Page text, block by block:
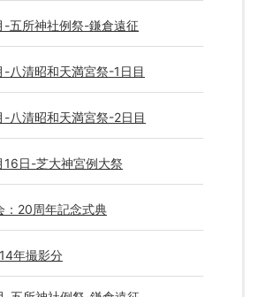
-五所神社例祭-鎌倉遠征
-八清昭和天満宮祭-1日目
-八清昭和天満宮祭-2日目
16日-芝大神宮例大祭
：20周年記念式典
年撮影分